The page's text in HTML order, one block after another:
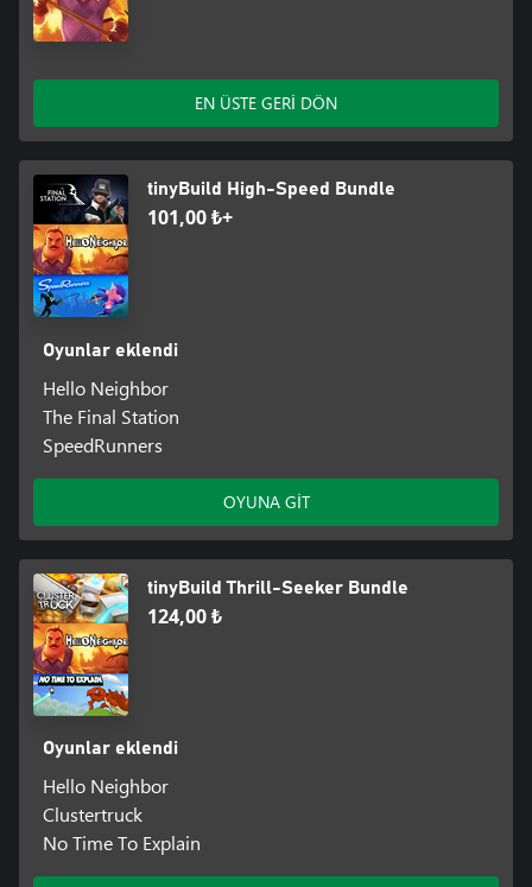
EN ÜSTE GERİ DÖN
tinyBuild High-Speed Bundle
101,00 ₺+
Oyunlar eklendi
Hello Neighbor
The Final Station
SpeedRunners
OYUNA GİT
tinyBuild Thrill-Seeker Bundle
124,00 ₺
Oyunlar eklendi
Hello Neighbor
Clustertruck
No Time To Explain